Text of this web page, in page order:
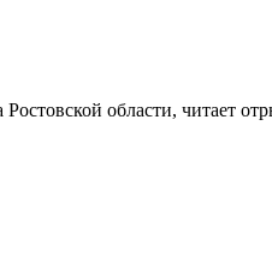
области, читает